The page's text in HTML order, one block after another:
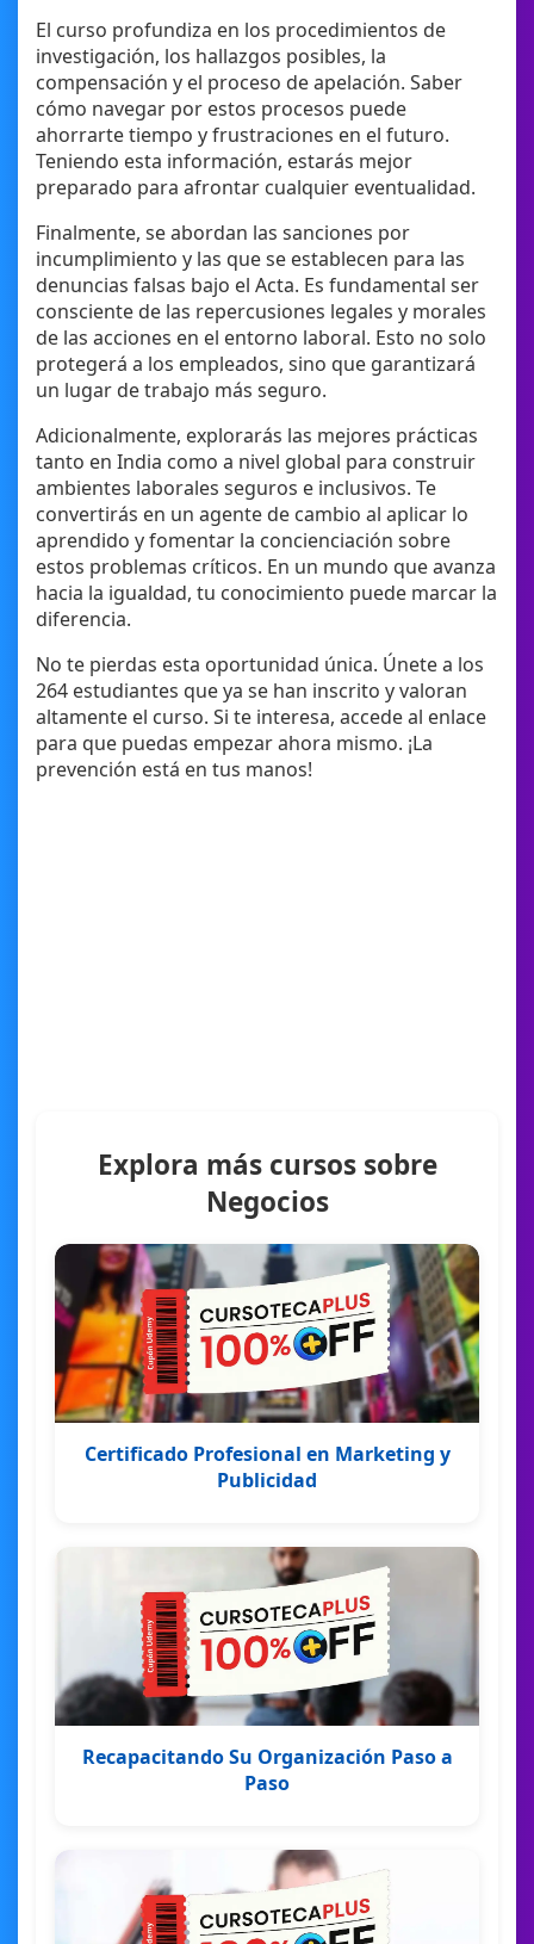
El curso profundiza en los procedimientos de
investigación, los hallazgos posibles, la
compensación y el proceso de apelación. Saber
cómo navegar por estos procesos puede
ahorrarte tiempo y frustraciones en el futuro.
Teniendo esta información, estarás mejor
preparado para afrontar cualquier eventualidad.
Finalmente, se abordan las sanciones por
incumplimiento y las que se establecen para las
denuncias falsas bajo el Acta. Es fundamental ser
consciente de las repercusiones legales y morales
de las acciones en el entorno laboral. Esto no solo
protegerá a los empleados, sino que garantizará
un lugar de trabajo más seguro.
Adicionalmente, explorarás las mejores prácticas
tanto en India como a nivel global para construir
ambientes laborales seguros e inclusivos. Te
convertirás en un agente de cambio al aplicar lo
aprendido y fomentar la concienciación sobre
estos problemas críticos. En un mundo que avanza
hacia la igualdad, tu conocimiento puede marcar la
diferencia.
No te pierdas esta oportunidad única. Únete a los
264 estudiantes que ya se han inscrito y valoran
altamente el curso. Si te interesa, accede al enlace
para que puedas empezar ahora mismo. ¡La
prevención está en tus manos!
Explora más cursos sobre
Negocios
Certificado Profesional en Marketing y
Publicidad
Recapacitando Su Organización Paso a
Paso